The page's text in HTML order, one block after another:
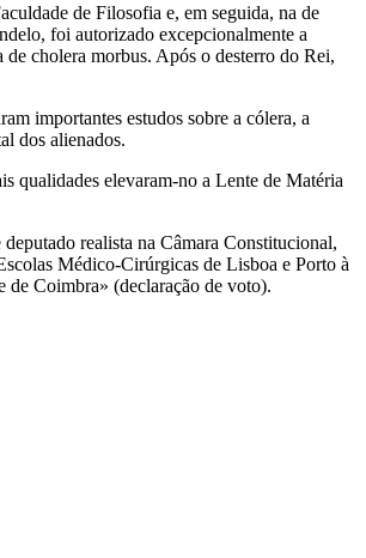
de Filosofia e, em seguida, na de
foi autorizado excepcionalmente a
cholera morbus. Após o desterro do Rei,
importantes estudos sobre a cólera, a
dos alienados.
qualidades elevaram-no a Lente de Matéria
realista na Câmara Constitucional,
Médico-Cirúrgicas de Lisboa e Porto à
de Coimbra» (declaração de voto).